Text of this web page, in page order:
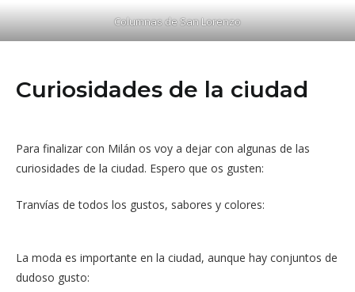
Columnas de San Lorenzo
Curiosidades de la ciudad
Para finalizar con Milán os voy a dejar con algunas de las
curiosidades de la ciudad. Espero que os gusten:
Tranvías de todos los gustos, sabores y colores:
La moda es importante en la ciudad, aunque hay conjuntos de
dudoso gusto: